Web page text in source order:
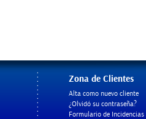
Zona de Clientes
Alta como nuevo cliente
¿Olvidó su contraseña?
Formulario de Incidencias